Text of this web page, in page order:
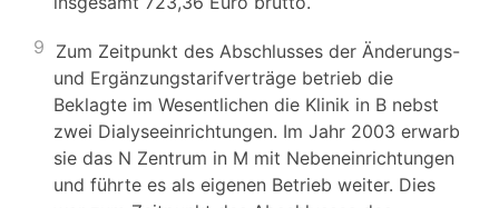
9 Zum Zeitpunkt des Abschlusses der Änderungs-
und Ergänzungstarifverträge betrieb die
Beklagte im Wesentlichen die Klinik in B nebst
zwei Dialyseeinrichtungen. Im Jahr 2003 erwarb
sie das N Zentrum in M mit Nebeneinrichtungen
und führte es als eigenen Betrieb weiter. Dies